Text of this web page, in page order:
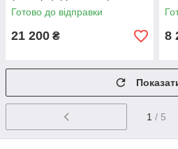
вольт)
Готово до відправки
21 200 ₴ 8
1 / 5